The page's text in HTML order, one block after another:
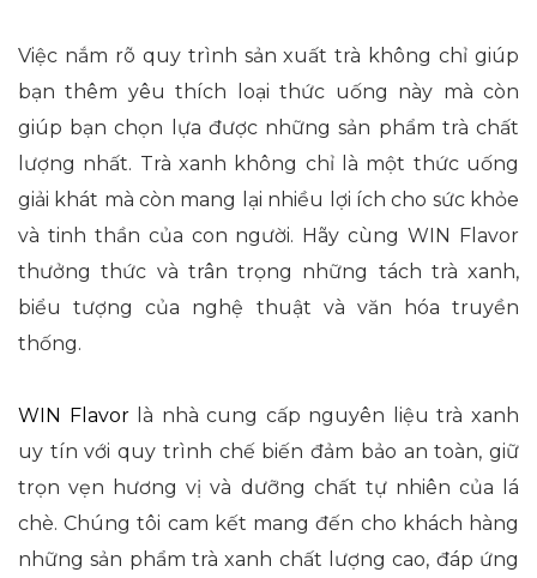
Việc nắm rõ quy trình sản xuất trà không chỉ giúp
bạn thêm yêu thích loại thức uống này mà còn
giúp bạn chọn lựa được những sản phẩm trà chất
lượng nhất. Trà xanh không chỉ là một thức uống
giải khát mà còn mang lại nhiều lợi ích cho sức khỏe
và tinh thần của con người. Hãy cùng WIN Flavor
thưởng thức và trân trọng những tách trà xanh,
biểu tượng của nghệ thuật và văn hóa truyền
thống.
WIN Flavorlà nhà cung cấp nguyên liệu trà xanh
uy tín với quy trình chế biến đảm bảo an toàn, giữ
trọn vẹn hương vị và dưỡng chất tự nhiên của lá
chè. Chúng tôi cam kết mang đến cho khách hàng
những sản phẩm trà xanh chất lượng cao, đáp ứng